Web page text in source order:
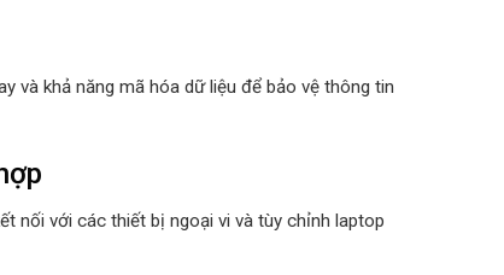
và khả năng mã hóa dữ liệu để bảo vệ thông tin
nối với các thiết bị ngoại vi và tùy chỉnh laptop